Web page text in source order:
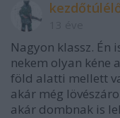
Nagyon klassz. Én
nekem olyan kéne
föld alatti mellett
akár még
akár dombnak is